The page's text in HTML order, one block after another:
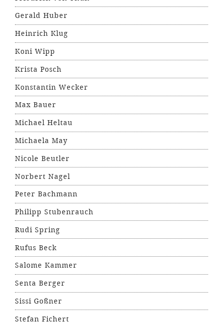
Gerald Huber
Heinrich Klug
Koni Wipp
Krista Posch
Konstantin Wecker
Max Bauer
Michael Heltau
Michaela May
Nicole Beutler
Norbert Nagel
Peter Bachmann
Philipp Stubenrauch
Rudi Spring
Rufus Beck
Salome Kammer
Senta Berger
Sissi Goßner
Stefan Fichert